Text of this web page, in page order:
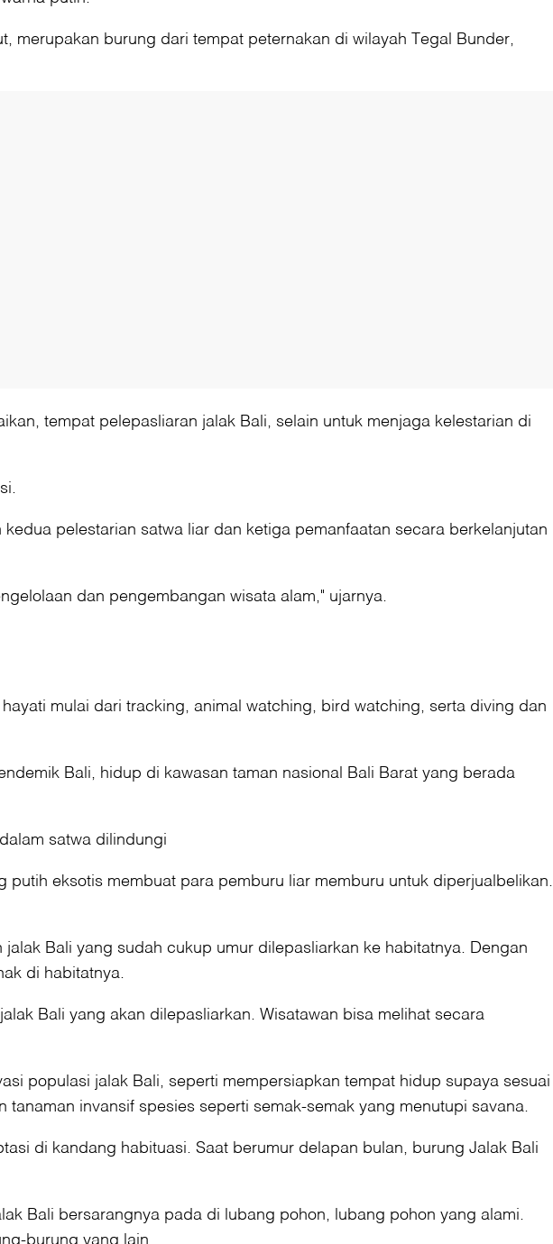
merupakan burung dari tempat peternakan di wilayah Tegal Bunder,
tempat pelepasliaran jalak Bali, selain untuk menjaga kelestarian di
pelestarian satwa liar dan ketiga pemanfaatan secara berkelanjutan
dan pengembangan wisata alam," ujarnya.
mulai dari tracking, animal watching, bird watching, serta diving dan
Bali, hidup di kawasan taman nasional Bali Barat yang berada
satwa dilindungi
eksotis membuat para pemburu liar memburu untuk diperjualbelikan.
Bali yang sudah cukup umur dilepasliarkan ke habitatnya. Dengan
di habitatnya.
Bali yang akan dilepasliarkan. Wisatawan bisa melihat secara
populasi jalak Bali, seperti mempersiapkan tempat hidup supaya sesuai
invansif spesies seperti semak-semak yang menutupi savana.
di kandang habituasi. Saat berumur delapan bulan, burung Jalak Bali
Bali bersarangnya pada di lubang pohon, lubang pohon yang alami.
burung yang lain.